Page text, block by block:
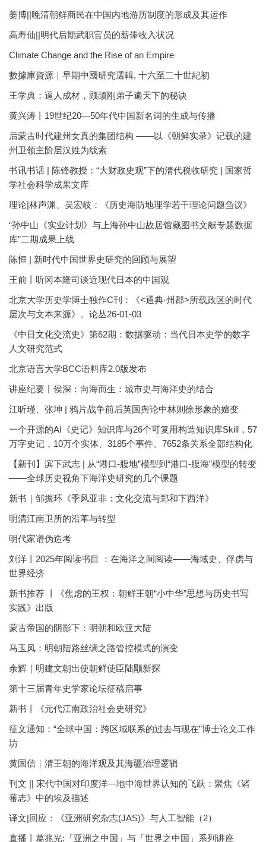
姜博||晚清朝鲜商民在中国内地游历制度的形成及其运作
高寿仙||明代后期武职官员的薪俸收入状况
Climate Change and the Rise of an Empire
數據庫資源｜早期中國研究選輯, 十六至二十世紀初
王学典：逼人成材，顾颉刚弟子遍天下的秘诀
黄兴涛丨19世纪20—50年代中国新名词的生成与传播
后蒙古时代建州女真的集团结构 ——以《朝鲜实录》记载的建
州卫领主阶层汉姓为线索
书讯书话 | 陈锋教授：“大财政史观”下的清代税收研究 | 国家哲
学社会科学成果文库
理论|林声渊、吴宏岐：《历史海防地理学若干理论问题刍议》
“孙中山《实业计划》与上海孙中山故居馆藏图书文献专题数据
库”二期成果上线
陈恒 | 新时代中国世界史研究的回顾与展望
王前丨听冈本隆司谈近现代日本的中国观
北京大学历史学博士独作C刊：《<通典·州郡>所载政区的时代
层次与文本来源》。论丛26-01-03
《中日文化交流史》第62期：数据驱动：当代日本史学的数字
人文研究范式
北京语言大学BCC语料库2.0版发布
讲座纪要丨侯深：向海而生：城市史与海洋史的结合
江昕瑾、张坤 | 鸦片战争前后英国舆论中林则徐形象的嬗变
一个开源的AI《史记》知识库与26个可复用构造知识库Skill，57
万字史记，10万个实体、3185个事件、7652条关系全部结构化
【新刊】滨下武志 | 从“港口-腹地”模型到“港口-腹海”模型的转变
——全球历史视角下海洋史研究的几个课题
新书｜邹振环《季风亚非：文化交流与郑和下西洋》
明清江南卫所的沿革与转型
明代家谱伪造考
刘洋丨2025年阅读书目 ：在海洋之间阅读——海域史、俘虏与
世界经济
新书推荐 丨《焦虑的王权：朝鲜王朝“小中华”思想与历史书写
实践》出版
蒙古帝国的阴影下：明朝和欧亚大陆
马玉凤：明朝陆路丝绸之路管控模式的演变
余辉｜明建文朝出使朝鲜使臣陆颙新探
第十三届青年史学家论坛征稿启事
新书丨《元代江南政治社会史研究》
征文通知：“全球中国：跨区域联系的过去与现在”博士论文工作
坊
黄国信｜清王朝的海洋观及其海疆治理逻辑
刊文 || 宋代中国对印度洋—地中海世界认知的飞跃：聚焦《诸
蕃志》中的埃及描述
译文|回应：《亚洲研究杂志(JAS)》与人工智能（2）
直播丨葛兆光:「亚洲之中国」与「世界之中国」系列讲座